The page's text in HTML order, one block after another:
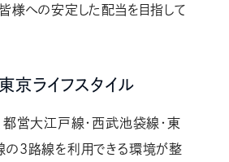
様への安定した配当を目指して
京ライフスタイル
、都営大江戸線・西武池袋線・東
の3路線を利用できる環境が整